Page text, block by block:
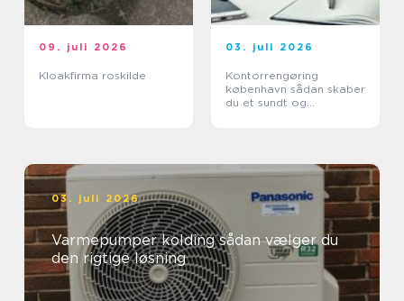
09. juli 2026
Kloakfirma roskilde
03. juli 2026
Kontorrengøring
københavn sådan skaber
du et sundt og
03. juli 2026
Varmepumper kolding sådan vælger du
den rigtige løsning